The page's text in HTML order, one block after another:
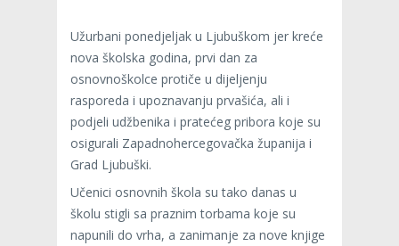
Užurbani ponedjeljak u Ljubuškom jer kreće
nova školska godina, prvi dan za
osnovnoškolce protiče u dijeljenju
rasporeda i upoznavanju prvašića, ali i
podjeli udžbenika i pratećeg pribora koje su
osigurali Zapadnohercegovačka županija i
Grad Ljubuški.
Učenici osnovnih škola su tako danas u
školu stigli sa praznim torbama koje su
napunili do vrha, a zanimanje za nove knjige